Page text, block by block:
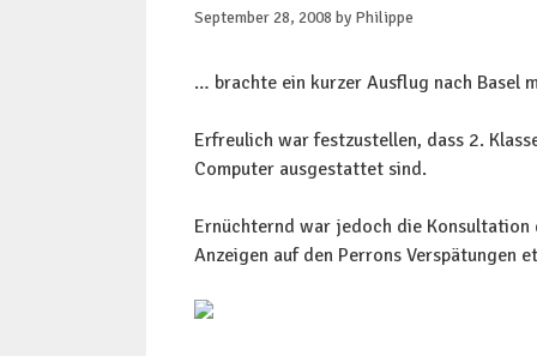
September 28, 2008 by Philippe
… brachte ein kurzer Ausflug nach Basel
Erfreulich war festzustellen, dass 2.
Computer ausgestattet sind.
Ernüchternd war jedoch die Konsultation
Anzeigen auf den Perrons Verspätungen